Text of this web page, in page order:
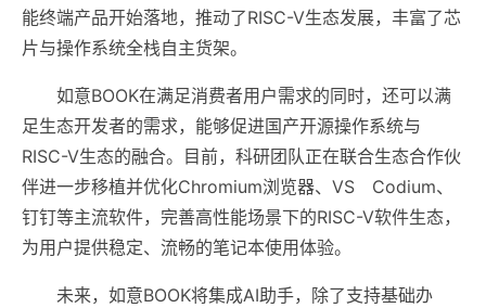
能终端产品开始落地，推动了RISC-V生态发展，丰富了芯
片与操作系统全栈自主货架。
如意BOOK在满足消费者用户需求的同时，还可以满
足生态开发者的需求，能够促进国产开源操作系统与
RISC-V生态的融合。目前，科研团队正在联合生态合作伙
伴进一步移植并优化Chromium浏览器、VS Codium、
钉钉等主流软件，完善高性能场景下的RISC-V软件生态，
为用户提供稳定、流畅的笔记本使用体验。
未来，如意BOOK将集成AI助手，除了支持基础办